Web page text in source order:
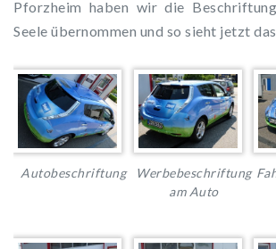
Pforzheim haben wir die
Seele übernommen und so sieht jetzt
Autobeschriftung
Werbebeschriftung
am Auto